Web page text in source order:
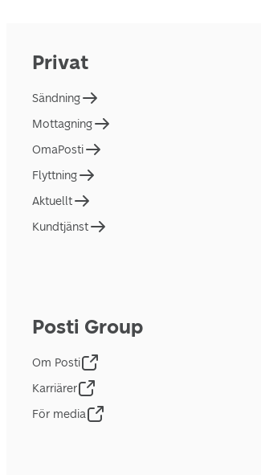
Privat
Sändning
Mottagning
OmaPosti
Flyttning
Aktuellt
Kundtjänst
Posti Group
Om Posti
Karriärer
För media